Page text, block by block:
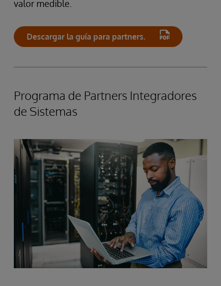
valor medible.
Descargar la guía para partners.
Programa de Partners Integradores
de Sistemas